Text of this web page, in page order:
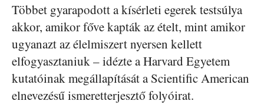
Többet gyarapodott a kísérleti egerek testsúlya
akkor, amikor főve kapták az ételt, mint amikor
ugyanazt az élelmiszert nyersen kellett
elfogyasztaniuk – idézte a Harvard Egyetem
kutatóinak megállapítását a Scientific American
elnevezésű ismeretterjesztő folyóirat.